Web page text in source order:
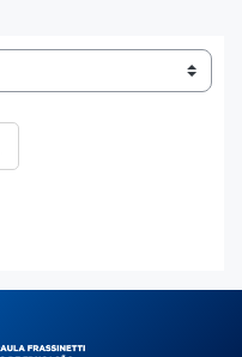
DISCIPLINAS